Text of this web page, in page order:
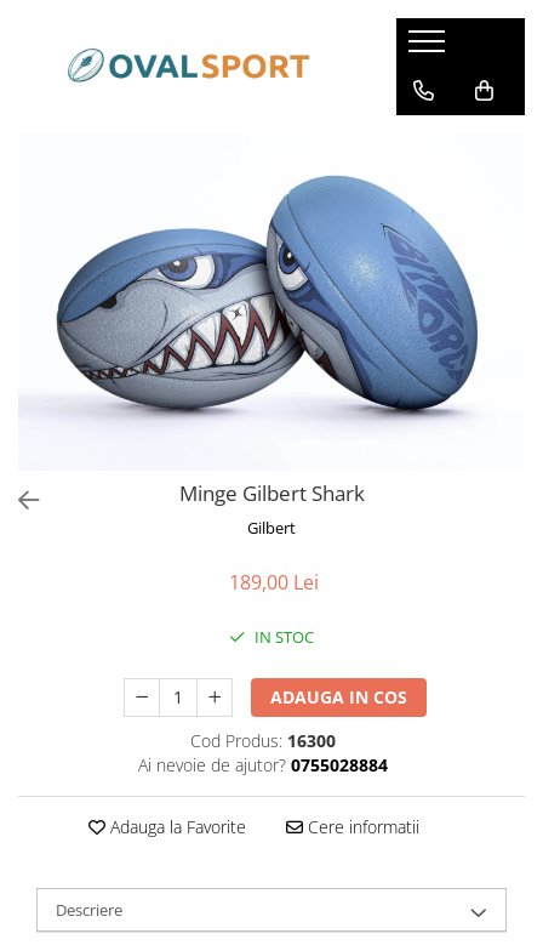
Femei
Barbati
Minge Gilbert Shark
Gilbert
189,00 Lei
IN STOC
ADAUGA IN COS
Cod Produs: 16300
Ai nevoie de ajutor? 0755028884
Adauga la Favorite Cere informatii
Descriere